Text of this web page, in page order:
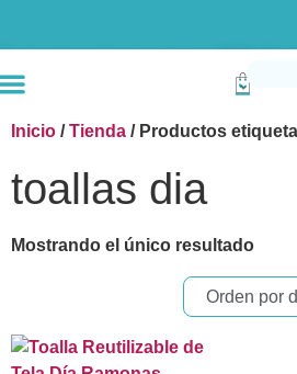
Inicio /Tienda / Productos
toallas dia
Mostrando el único resultado